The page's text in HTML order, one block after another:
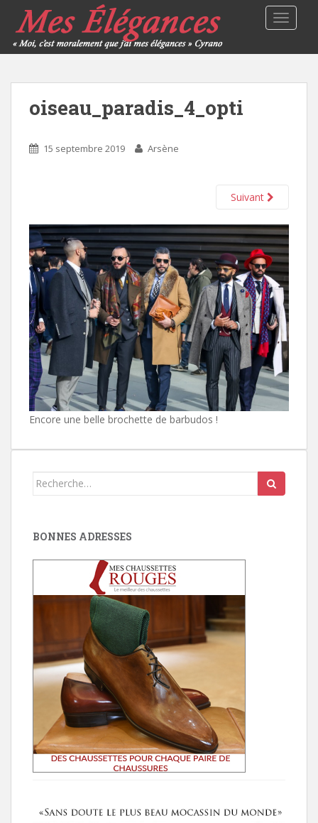
oiseau_paradis_4_opti
15 septembre 2019 Arsène
Suivant
Encore une belle brochette de barbudos !
Search
BONNES ADRESSES